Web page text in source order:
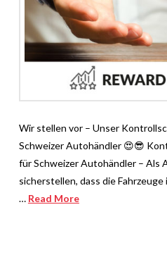
Wir stellen vor – Unser
Schweizer Autohändler 😍😎
für Schweizer Autohändler – Als
sicherstellen, dass die
… Read More